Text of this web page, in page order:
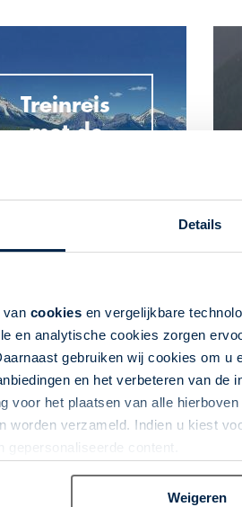
Details
van cookies en vergelijkbare
en analytische cookies zorgen
gebruiken wij cookies om u
en het verbeteren van de
voor het plaatsen van alle
worden verzameld. Indien u kiest
gepersonaliseerde content.
Weigeren
Treinreis
met de
-